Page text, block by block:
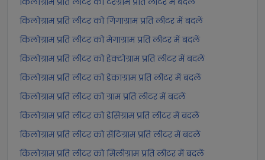
किलोग्राम प्रति लीटर को गिगाग्राम प्रति लीटर में बदलें
किलोग्राम प्रति लीटर को मेगाग्राम प्रति लीटर में बदलें
किलोग्राम प्रति लीटर को हेक्टोग्राम प्रति लीटर में बदलें
किलोग्राम प्रति लीटर को डेकाग्राम प्रति लीटर में बदलें
किलोग्राम प्रति लीटर को ग्राम प्रति लीटर में बदलें
किलोग्राम प्रति लीटर को डेसिग्राम प्रति लीटर में बदलें
किलोग्राम प्रति लीटर को सेंटिग्राम प्रति लीटर में बदलें
किलोग्राम प्रति लीटर को मिलीग्राम प्रति लीटर में बदलें